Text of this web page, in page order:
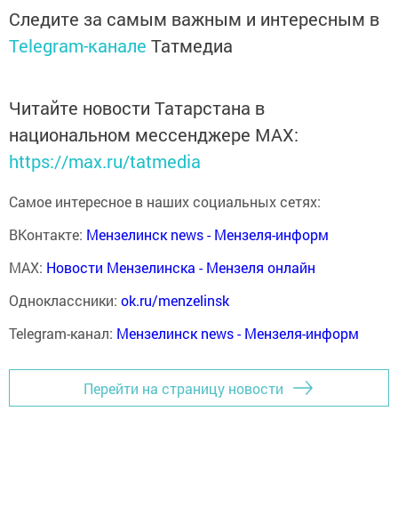
Следите за самым важным и интересным в
Telegram-канале Татмедиа
Читайте новости Татарстана в
национальном мессенджере MАХ:
https://max.ru/tatmedia
Самое интересное в наших социальных сетях:
ВКонтакте: Мензелинск news - Мензеля-информ
MAX: Новости Мензелинска - Мензеля онлайн
Одноклассники: ok.ru/menzelinsk
Telegram-канал: Мензелинск news - Мензеля-информ
Перейти на страницу новости